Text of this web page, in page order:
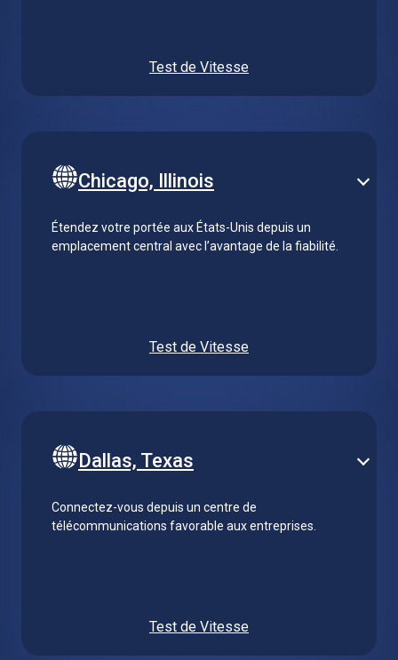
Test de Vitesse
Chicago, Illinois
Étendez votre portée aux États-Unis depuis un
emplacement central avec l’avantage de la fiabilité.
Test de Vitesse
Dallas, Texas
Connectez-vous depuis un centre de
télécommunications favorable aux entreprises.
Test de Vitesse